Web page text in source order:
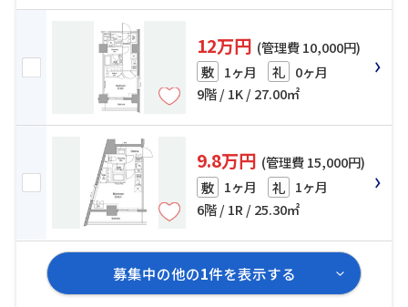
12万円 (管理費 10,000円)
敷 1ヶ月 礼 0ヶ月
9階 / 1K / 27.00㎡
9.8万円 (管理費 15,000円)
敷 1ヶ月 礼 1ヶ月
6階 / 1R / 25.30㎡
募集中の他の1件を表示する